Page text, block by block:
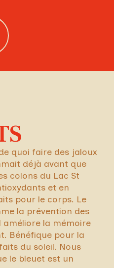
quoi faire des jaloux
déjà avant que
colons du Lac St
et en
pour le corps. Le
la prévention des
améliore la mémoire
Bénéfique pour la
du soleil. Nous
le bleuet est un